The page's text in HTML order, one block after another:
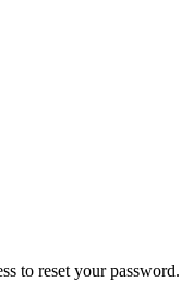
to reset your password.